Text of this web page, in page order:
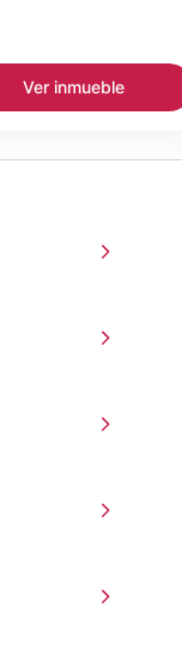
Ver inmueble